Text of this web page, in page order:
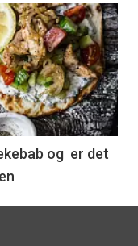
og er det